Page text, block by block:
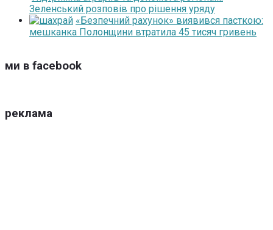
Зеленський розповів про рішення уряду
«Безпечний рахунок» виявився пасткою:
мешканка Полонщини втратила 45 тисяч гривень
ми в facebook
реклама